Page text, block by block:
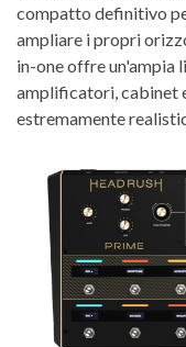
compatto definitivo
ampliare i propri
in-one offre
amplificatori, cabinet
estremamente